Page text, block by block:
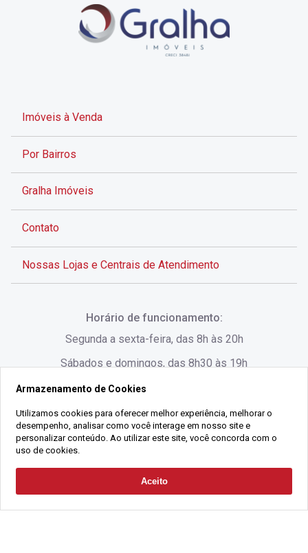
Solicitar Contato
Imóveis à Venda
Por Bairros
Gralha Imóveis
Contato
Nossas Lojas e Centrais de Atendimento
SC
(48) 3220-1045
Alameda César Nascimento, 549, Salas 1, 2 e 3 -
Jurerê, - Florianópolis - SC
Horário de funcionamento:
Segunda a sexta-feira, das 8h às 20h
Sábados e domingos, das 8h30 às 19h
2021 Copyright - Gralha Imóveis CRECI 008060/O - Todos os direitos
CNPJ:18.091.083/0001-37
Armazenamento de Cookies
Utilizamos cookies para oferecer melhor experiência, melhorar o
desempenho, analisar como você interage em nosso site e
personalizar conteúdo. Ao utilizar este site, você concorda com o
uso de cookies.
Aceito